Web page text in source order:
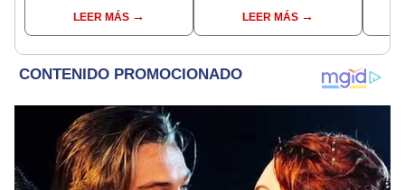
veranos más fríos de la
historia: sigue bajo
LEER MÁS
residuos radiactivos
con fugas
LEER MÁS